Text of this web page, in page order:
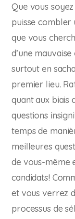
Que vous
puisse combler
que vous
d’une
surtout en
premier lieu.
quant aux biais
questions
temps de
meilleures
de vous-même
candidats!
et vous verrez
processus de